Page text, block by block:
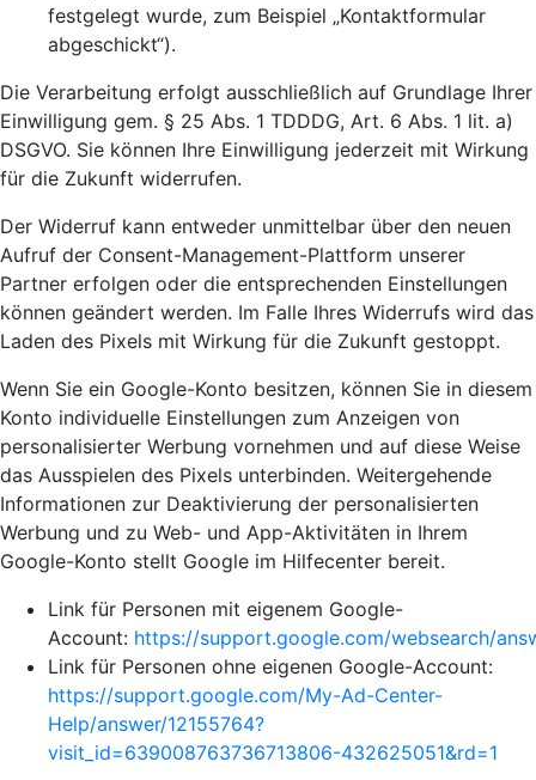
festgelegt wurde, zum Beispiel „Kontaktformular
abgeschickt“).
Die Verarbeitung erfolgt ausschließlich auf Grundlage Ihrer
Einwilligung gem. § 25 Abs. 1 TDDDG, Art. 6 Abs. 1 lit. a)
DSGVO. Sie können Ihre Einwilligung jederzeit mit Wirkung
für die Zukunft widerrufen.
Der Widerruf kann entweder unmittelbar über den neuen
Aufruf der Consent-Management-Plattform unserer
Partner erfolgen oder die entsprechenden Einstellungen
können geändert werden. Im Falle Ihres Widerrufs wird das
Laden des Pixels mit Wirkung für die Zukunft gestoppt.
Wenn Sie ein Google-Konto besitzen, können Sie in diesem
Konto individuelle Einstellungen zum Anzeigen von
personalisierter Werbung vornehmen und auf diese Weise
das Ausspielen des Pixels unterbinden. Weitergehende
Informationen zur Deaktivierung der personalisierten
Werbung und zu Web- und App-Aktivitäten in Ihrem
Google-Konto stellt Google im Hilfecenter bereit.
Link für Personen mit eigenem Google-
Account: https://support.google.com/websearch/
Link für Personen ohne eigenen Google-Account:
https://support.google.com/My-Ad-Center-
Help/answer/12155764?
visit_id=639008763736713806-432625051&rd=1